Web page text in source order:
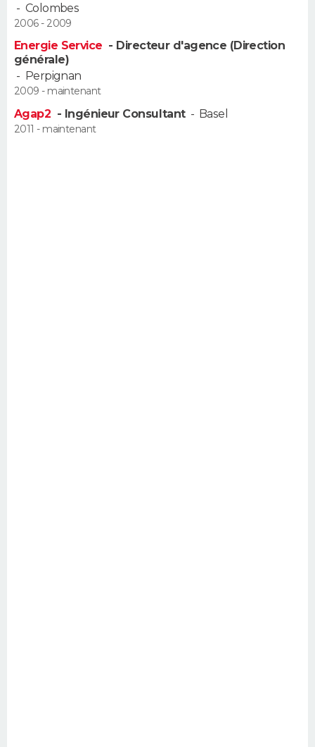
- Colombes
2006 - 2009
Energie Service - Directeur d'agence (Direction
générale)
- Perpignan
2009 - maintenant
Agap2 - Ingénieur Consultant- Basel
2011 - maintenant